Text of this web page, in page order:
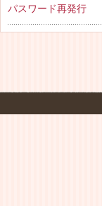
パスワード再発行